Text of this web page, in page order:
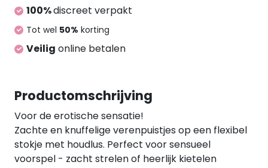
100%discreet verpakt
Tot wel 50% korting
Veilig online betalen
Productomschrijving
Voor de erotische sensatie!
Zachte en knuffelige verenpuistjes op een flexibel
stokje met houdlus. Perfect voor sensueel
voorspel - zacht strelen of heerlijk kietelen